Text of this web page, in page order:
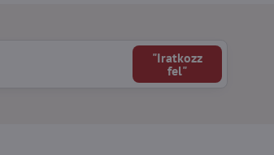
"Iratkozz
fel"